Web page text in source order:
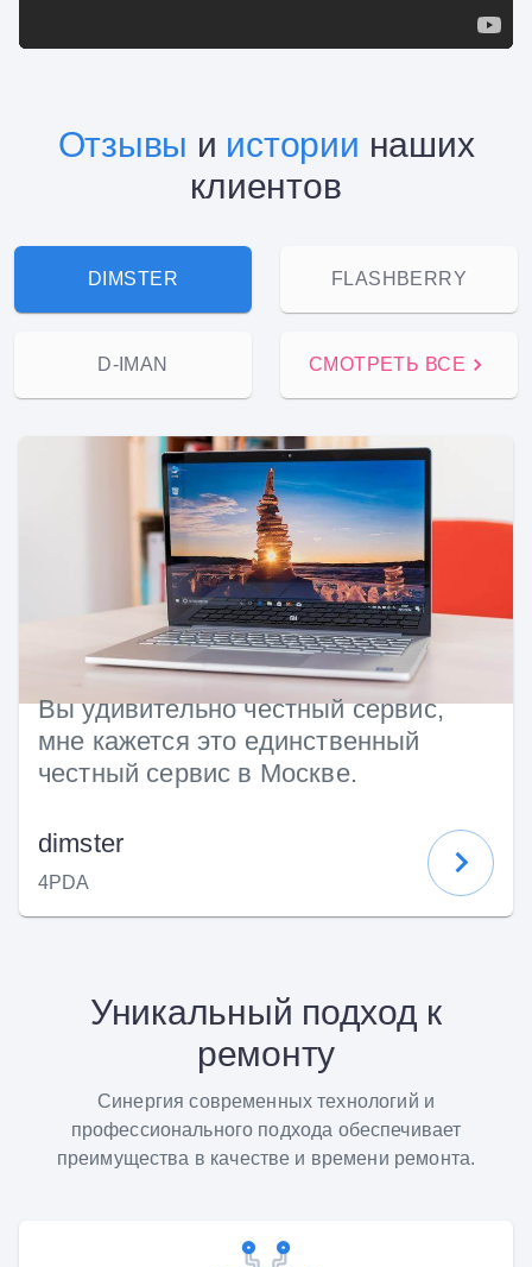
Отзывы и истории наших
клиентов
Вы удивительно честный сервис,
мне кажется это единственный
честный сервис в Москве.
dimster
4PDA
DIMSTER FLASHBERRY
D-IMAN СМОТРЕТЬ ВСЕ
Уникальный подход к
ремонту
Синергия современных технологий и
профессионального подхода обеспечивает
преимущества в качестве и времени ремонта.